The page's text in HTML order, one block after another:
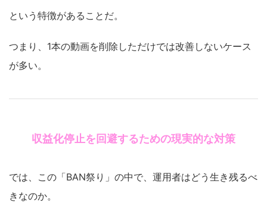
という特徴があることだ。
つまり、1本の動画を削除しただけでは改善しないケース
が多い。
収益化停止を回避するための現実的な対策
では、この「BAN祭り」の中で、運用者はどう生き残るべ
きなのか。